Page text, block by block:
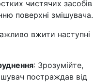
чистячих засобів
поверхні змішувача.
вжити наступні
: Зрозумійте,
постраждав від